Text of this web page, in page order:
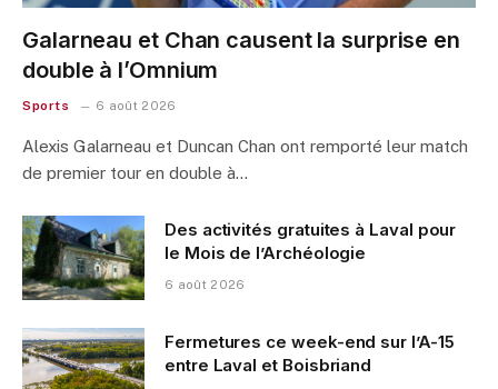
Galarneau et Chan causent la surprise en
double à l’Omnium
Sports 6 août 2026
Alexis Galarneau et Duncan Chan ont remporté leur match
de premier tour en double à…
Des activités gratuites à Laval pour
le Mois de l’Archéologie
6 août 2026
Fermetures ce week-end sur l’A-15
entre Laval et Boisbriand